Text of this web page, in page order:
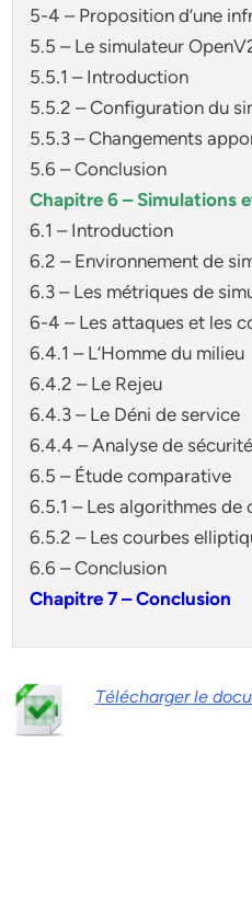
5-4 – Proposition d’une
5.5 – Le simulateur
5.5.1 – Introduction
5.5.2 – Configuration du
5.5.3 – Changements
5.6 – Conclusion
Chapitre 6 – Simulations
6.1 – Introduction
6.2 – Environnement de
6.3 – Les métriques de
6-4 – Les attaques et les
6.4.1 – L’Homme du milieu
6.4.2 – Le Rejeu
6.4.3 – Le Déni de service
6.4.4 – Analyse de sécurité
6.5 – Étude comparative
6.5.1 – Les algorithmes de
6.5.2 – Les courbes
6.6 – Conclusion
Chapitre 7 – Conclusion
Télécharger le